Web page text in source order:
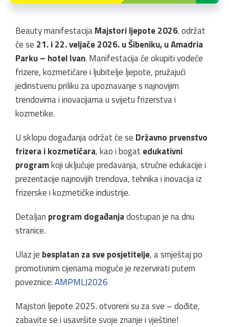
Beauty manifestacijaMajstori ljepote 2026. održat
će se 21. i 22. veljače 2026. u Šibeniku, u Amadria
Parku – hotel Ivan. Manifestacija će okupiti vodeće
frizere, kozmetičare i ljubitelje ljepote, pružajući
jedinstvenu priliku za upoznavanje s najnovijim
trendovima i inovacijama u svijetu frizerstva i
kozmetike.
U sklopu događanja održat će se Državno prvenstvo
frizera i kozmetičara, kao i bogat edukativni
programkoji uključuje predavanja, stručne edukacije i
prezentacije najnovijih trendova, tehnika i inovacija iz
frizerske i kozmetičke industrije.
Detaljan program događanjadostupan je na dnu
stranice.
Ulaz je besplatan za sve posjetitelje, a smještaj po
promotivnim cijenama moguće je rezervirati putem
poveznice:AMPMLJ2026
Majstori ljepote 2025. otvoreni su za sve – dođite,
zabavite se i usavršite svoje znanje i vještine!